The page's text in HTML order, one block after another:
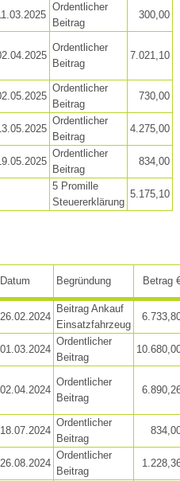
Ordentlicher
Beitrag
300,00
Ordentlicher
Beitrag
7.021,10
Ordentlicher
Beitrag
730,00
Ordentlicher
Beitrag
4.275,00
Ordentlicher
Beitrag
834,00
5 Promille
Steuererklärung
5.175,10
Datum Begründung Betrag
26.02.2024
Beitrag Ankauf
Einsatzfahrzeug
01.03.2024
Ordentlicher
Beitrag
02.04.2024
Ordentlicher
Beitrag
18.07.2024
Ordentlicher
Beitrag
26.08.2024
Ordentlicher
Beitrag